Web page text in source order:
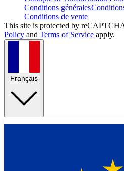
Conditions générales
Conditions de vente
This site is protected by
Policy and Terms of Service apply.
Français